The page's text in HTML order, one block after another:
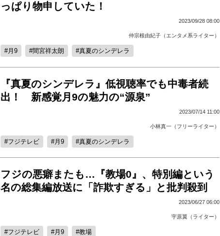
っぱり物申していた！
2023/09/28 08:00
仲宗根由紀子（エンタメ系ライター）
月9 間宮祥太朗 真夏のシンデレラ
『真夏のシンデレラ』低視聴率でも中毒者続
出！ 新感覚月9の魅力の“源泉”
2023/07/14 11:00
小林真一（フリーライター）
フジテレビ 月9 真夏のシンデレラ
フジの悪癖またも…『教場0』、特別編という
名の総集編放送に「詐欺すぎる」と批判殺到
2023/06/27 06:00
宇原翼（ライター）
フジテレビ 月9 教場